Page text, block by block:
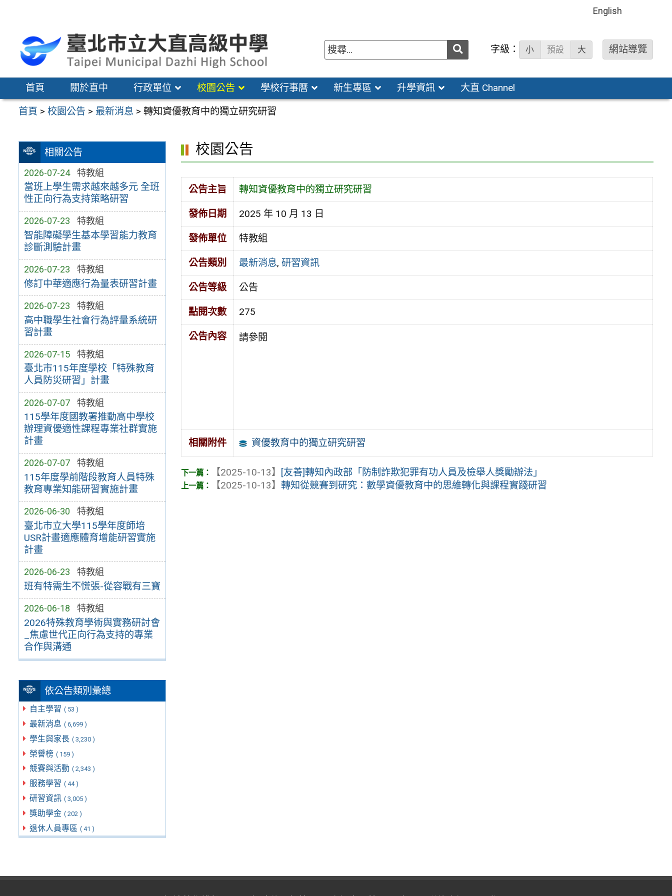
區
English
送出 字級： 小 預設 大 網站導覽
首頁 關於直中 行政單位 校園公告 學校行事曆 新生專區 升學資訊 大直 Channel
首頁 >校園公告 > 最新消息 >轉知資優教育中的獨立研究研習
相關公告
2026-07-24 特教組
當班上學生需求越來越多元 全班
性正向行為支持策略研習
2026-07-23 特教組
智能障礙學生基本學習能力教育
診斷測驗計畫
2026-07-23 特教組
修訂中華適應行為量表研習計畫
2026-07-23 特教組
高中職學生社會行為評量系統研
習計畫
2026-07-15 特教組
臺北市115年度學校「特殊教育
人員防災研習」計畫
2026-07-07 特教組
115學年度國教署推動高中學校
辦理資優適性課程專業社群實施
計畫
2026-07-07 特教組
115年度學前階段教育人員特殊
教育專業知能研習實施計畫
2026-06-30 特教組
臺北市立大學115學年度師培
USR計畫適應體育增能研習實施
計畫
2026-06-23 特教組
班有特需生不慌張-從容戰有三寶
2026-06-18 特教組
2026特殊教育學術與實務研討會
_焦慮世代正向行為支持的專業
合作與溝通
依公告類別彙總
自主學習 ( 53 )
最新消息 ( 6,699 )
學生與家長 ( 3,230 )
榮譽榜 ( 159 )
競賽與活動 ( 2,343 )
服務學習 ( 44 )
研習資訊 ( 3,005 )
獎助學金 ( 202 )
退休人員專區 ( 41 )
校園公告
公告主旨 轉知資優教育中的獨立研究研習
發佈日期 2025 年 10 月 13 日
發佈單位 特教組
公告類別 最新消息, 研習資訊
公告等級 公告
點閱次數 275
公告內容 請參閱
相關附件 資優教育中的獨立研究研習
【2025-10-13】 [友善]轉知內政部「防制詐欺犯罪有功人員及檢舉人獎勵辦法」
【2025-10-13】轉知從競賽到研究：數學資優教育中的思維轉化與課程實踐研習